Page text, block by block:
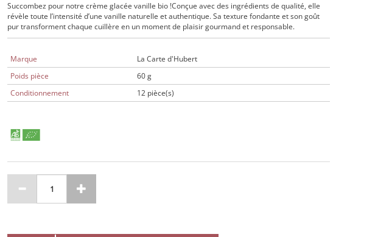
Succombez pour notre crème glacée vanille bio !Conçue avec des ingrédients de qualité, elle
révèle toute l’intensité d’une vanille naturelle et authentique. Sa texture fondante et son goût
pur transforment chaque cuillère en un moment de plaisir gourmand et responsable.
Marque
La Carte d'Hubert
Poids pièce
60 g
Conditionnement
12 pièce(s)